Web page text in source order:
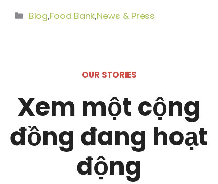
Danh
Blog,Food Bank,News & Press
OUR STORIES
Xem một cộng
đồng đang hoạt
động